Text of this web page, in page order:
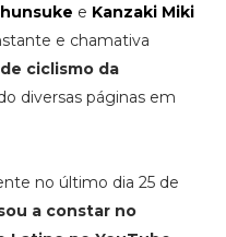
e Kanzaki Miki
e chamativa
ciclismo da
diversas páginas em
no último dia 25 de
a constar no